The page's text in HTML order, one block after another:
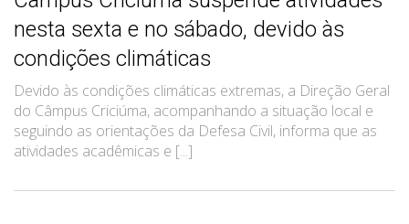
nesta sexta e no sábado, devido às
condições climáticas
Devido às condições climáticas extremas, a Direção Geral
do Câmpus Criciúma, acompanhando a situação local e
seguindo as orientações da Defesa Civil, informa que as
atividades acadêmicas e [...]